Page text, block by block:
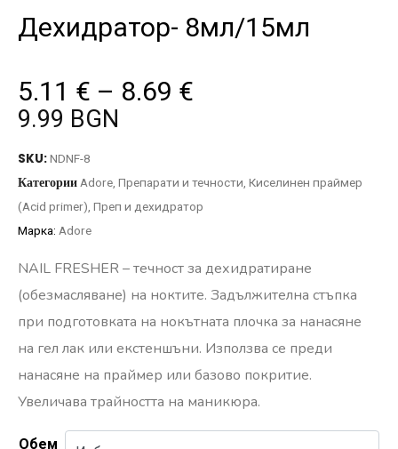
Дехидратор- 8мл/15мл
5.11 € – 8.69 €
9.99 BGN
SKU:NDNF-8
Категории Adore Препарати и течности Киселинен праймер
(Acid primer) Преп и дехидратор
Марка: Adore
NAIL FRESHER – течност за дехидратиране
(обезмасляване) на ноктите. Задължителна стъпка
при подготовката на нокътната плочка за нанасяне
на гел лак или екстеншъни. Използва се преди
нанасяне на праймер или базово покритие.
Увеличава трайността на маникюра.
Обем